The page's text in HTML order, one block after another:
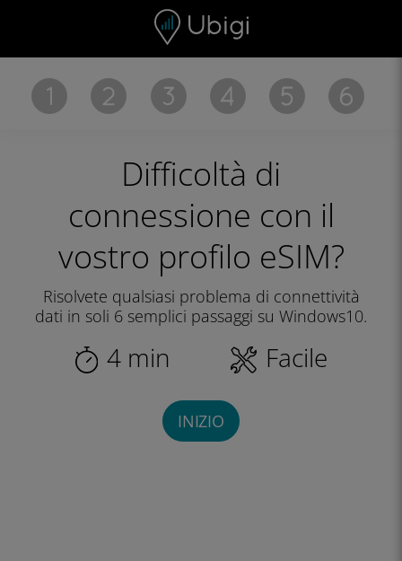
Barra di navigazione
Difficoltà di
connessione con il
vostro profilo eSIM?
Risolvete qualsiasi problema di connettività
dati in soli 6 semplici passaggi su Windows10.
4 min Facile
INIZIO